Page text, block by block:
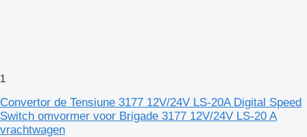
1
Convertor de Tensiune 3177 12V/24V LS-20A Digital Speed
Switch omvormer voor Brigade 3177 12V/24V LS-20 A
vrachtwagen